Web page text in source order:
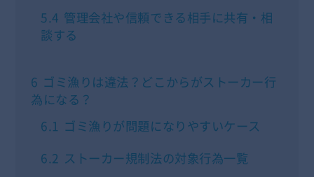
5.4 管理会社や信頼できる相手に共有・相
談する
6 ゴミ漁りは違法？どこからがストーカー行
為になる？
6.1 ゴミ漁りが問題になりやすいケース
6.2 ストーカー規制法の対象行為一覧